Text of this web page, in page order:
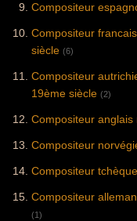
Compositeur
Compositeur
siècle (6)
Compositeur
19ème siècle (2)
Compositeur
Compositeur
Compositeur
Compositeur
(1)